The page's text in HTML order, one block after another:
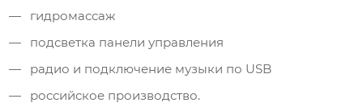
гидромассаж
подсветка панели управления
радио и подключение музыки по USB
российское производство.